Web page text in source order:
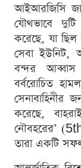
আইআরজিসি
যৌথভাবে
করেছে, যা
সেবা ইউনিট,
বন্দর আব্বাস
বর্বরোচিত
সেনাবাহিনীর
করেছে,
নৌবহরের’
তারা একটি